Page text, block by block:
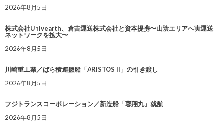
2026年8月5日
株式会社Univearth、倉吉運送株式会社と資本提携〜山陰エリアへ実運送
ネットワークを拡大〜
2026年8月5日
川崎重工業／ばら積運搬船「ARISTOS II」の引き渡し
2026年8月5日
フジトランスコーポレーション／新造船「蓉翔丸」就航
2026年8月5日